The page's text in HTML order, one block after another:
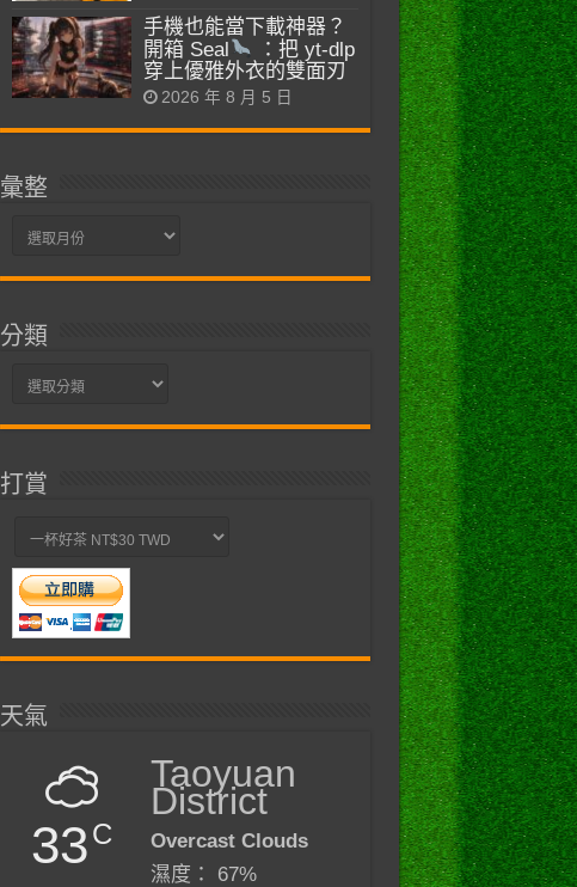
手機也能當下載神器？
開箱 Seal
：把 yt-dlp
穿上優雅外衣的雙面刃
2026 年 8 月 5 日
彙整
彙
分類
分
打賞
天氣
33C
Taoyuan
District
Overcast Clouds
濕度： 67%